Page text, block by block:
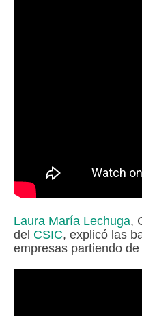
Laura María Lechuga,
del CSIC, explicó las
empresas partiendo